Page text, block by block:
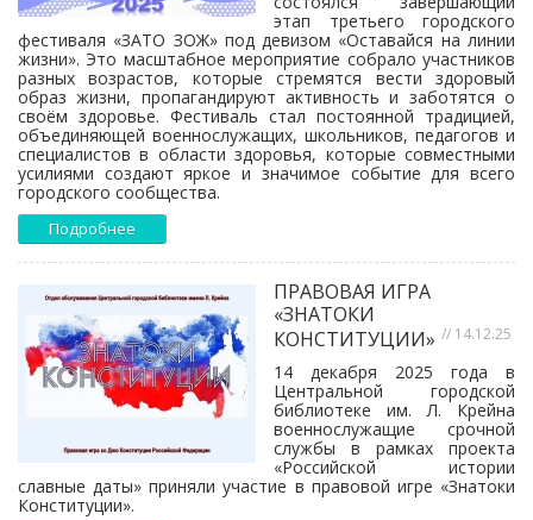
этап третьего городского
фестиваля «ЗАТО ЗОЖ» под девизом «Оставайся на линии
жизни». Это масштабное мероприятие собрало участников
разных возрастов, которые стремятся вести здоровый
образ жизни, пропагандируют активность и заботятся о
своём здоровье. Фестиваль стал постоянной традицией,
объединяющей военнослужащих, школьников, педагогов и
специалистов в области здоровья, которые совместными
усилиями создают яркое и значимое событие для всего
городского сообщества.
Подробнее
ПРАВОВАЯ ИГРА
«ЗНАТОКИ
КОНСТИТУЦИИ» // 14.12.25
14 декабря 2025 года в
Центральной городской
библиотеке им. Л. Крейна
военнослужащие срочной
службы в рамках проекта
«Российской истории
славные даты» приняли участие в правовой игре «Знатоки
Конституции».